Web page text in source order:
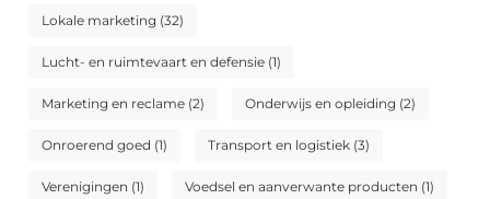
Lokale marketing (32)
Lucht- en ruimtevaart en defensie (1)
Marketing en reclame (2) Onderwijs en opleiding (2)
Onroerend goed (1) Transport en logistiek (3)
Verenigingen (1) Voedsel en aanverwante producten (1)